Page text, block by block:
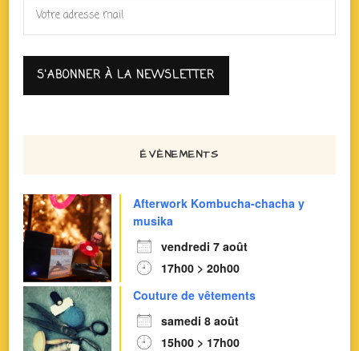
ÉVÈNEMENTS
Afterwork Kombucha-chacha y
musika
vendredi 7 août
17h00 > 20h00
Couture de vêtements
samedi 8 août
15h00 > 17h00